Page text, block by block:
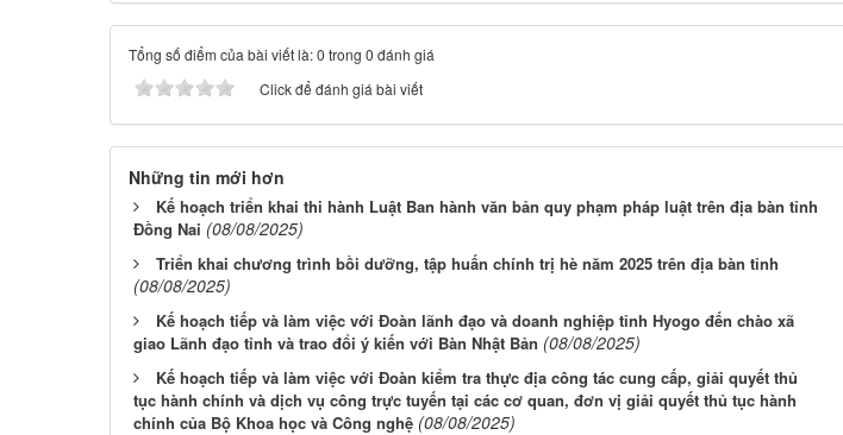
Tổng số điểm của bài viết là: 0 trong 0 đánh giá
Click để đánh giá bài viết
Những tin mới hơn
Kế hoạch triển khai thi hành Luật Ban hành văn bản quy phạm pháp luật trên địa bàn tỉnh
Đồng Nai (08/08/2025)
Triển khai chương trình bồi dưỡng, tập huấn chính trị hè năm 2025 trên địa bàn tỉnh
(08/08/2025)
Kế hoạch tiếp và làm việc với Đoàn lãnh đạo và doanh nghiệp tỉnh Hyogo đến chào xã
giao Lãnh đạo tỉnh và trao đổi ý kiến với Bàn Nhật Bản (08/08/2025)
Kế hoạch tiếp và làm việc với Đoàn kiểm tra thực địa công tác cung cấp, giải quyết thủ
tục hành chính và dịch vụ công trực tuyến tại các cơ quan, đơn vị giải quyết thủ tục hành
chính của Bộ Khoa học và Công nghệ (08/08/2025)